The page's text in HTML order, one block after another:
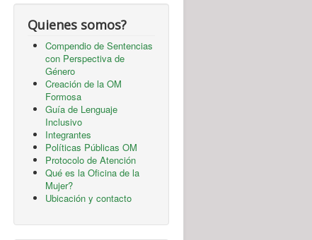
Quienes somos?
Compendio de Sentencias
con Perspectiva de
Género
Creación de la OM
Formosa
Guía de Lenguaje
Inclusivo
Integrantes
Políticas Públicas OM
Protocolo de Atención
Qué es la Oficina de la
Mujer?
Ubicación y contacto